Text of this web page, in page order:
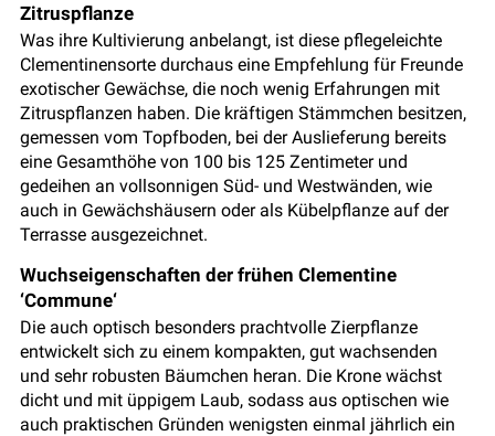
Zitruspflanze
Was ihre Kultivierung anbelangt, ist diese pflegeleichte
Clementinensorte durchaus eine Empfehlung für Freunde
exotischer Gewächse, die noch wenig Erfahrungen mit
Zitruspflanzen haben. Die kräftigen Stämmchen besitzen,
gemessen vom Topfboden, bei der Auslieferung bereits
eine Gesamthöhe von 100 bis 125 Zentimeter und
gedeihen an vollsonnigen Süd- und Westwänden, wie
auch in Gewächshäusern oder als Kübelpflanze auf der
Terrasse ausgezeichnet.
Wuchseigenschaften der frühen Clementine
‘Commune‘
Die auch optisch besonders prachtvolle Zierpflanze
entwickelt sich zu einem kompakten, gut wachsenden
und sehr robusten Bäumchen heran. Die Krone wächst
dicht und mit üppigem Laub, sodass aus optischen wie
auch praktischen Gründen wenigsten einmal jährlich ein